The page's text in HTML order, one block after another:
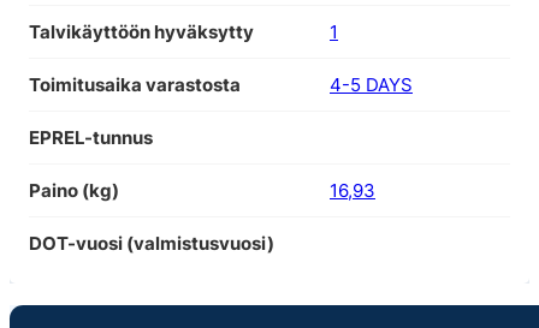
Talvikäyttöön hyväksytty 1
Toimitusaika varastosta 4-5 DAYS
EPREL-tunnus
Paino (kg) 16,93
DOT-vuosi (valmistusvuosi)